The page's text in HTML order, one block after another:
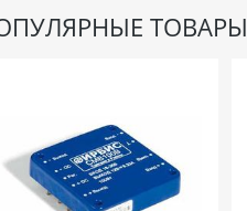
ТОВАРЫ